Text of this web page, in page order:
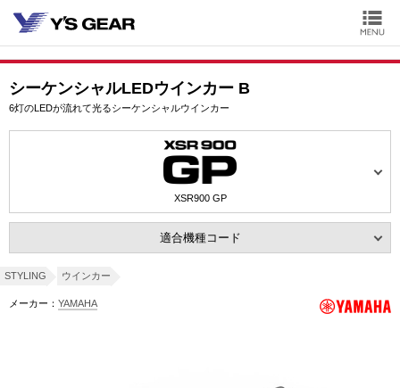
シーケンシャルLEDウインカー B
6灯のLEDが流れて光るシーケンシャルウインカー
XSR900 GP
適合機種コード
STYLING ウインカー
メーカー： YAMAHA